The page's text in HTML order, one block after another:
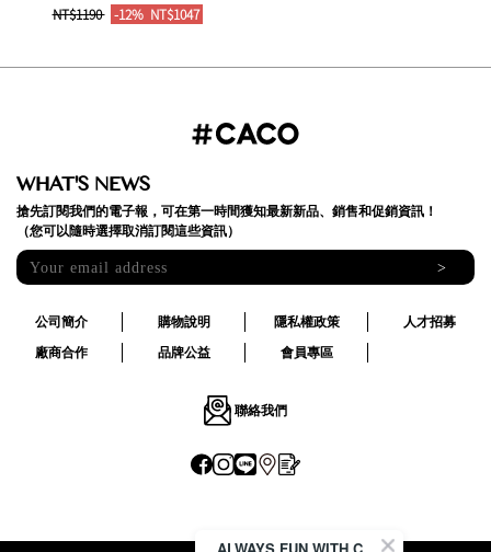
NT$1190 -12% NT$1047
WHAT'S NEWS
搶先訂閱我們的電子報，可在第一時間獲知最新新品、銷售和促銷資訊！
（您可以隨時選擇取消訂閱這些資訊）
>
公司簡介 購物說明 隱私權政策
人才招募
廠商合作
品牌公益 會員專區
聯絡我們